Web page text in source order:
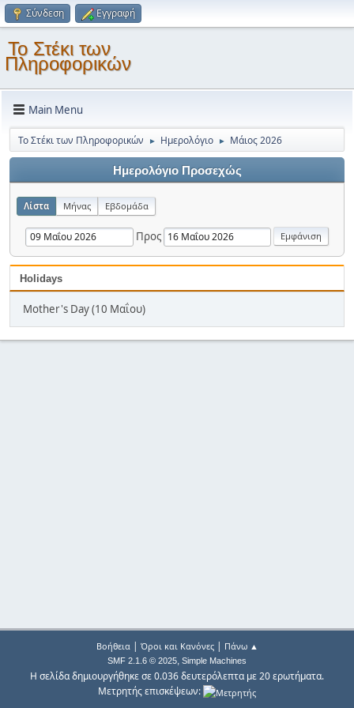
Σύνδεση Εγγραφή
Το Στέκι των
Πληροφορικών
Main Menu
Το Στέκι των Πληροφορικών ► Ημερολόγιο ► Μάιος 2026
Ημερολόγιο Προσεχώς
Λίστα Μήνας Εβδομάδα
Προς
Holidays
Mother's Day (10 Μαΐου)
Βοήθεια| Όροι και Κανόνες| Πάνω ▲
SMF 2.1.6 © 2025, Simple Machines
Η σελίδα δημιουργήθηκε σε 0.036 δευτερόλεπτα με 20 ερωτήματα.
Μετρητής επισκέψεων: